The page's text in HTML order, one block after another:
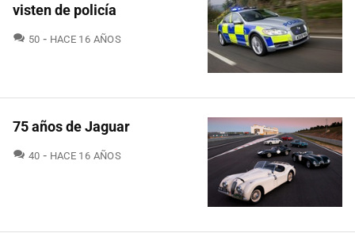
visten de policía
50 COMENTARIOS
HACE 16 AÑOS
75 años de Jaguar
40 COMENTARIOS
HACE 16 AÑOS